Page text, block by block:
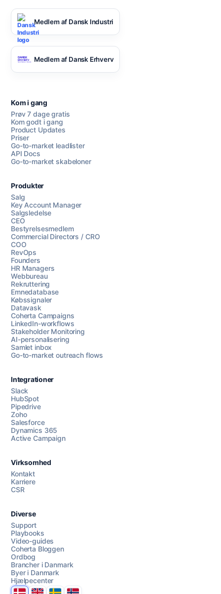
Chat med os
AI Campaign Assist
Medlem af Dansk Industri
Medlem af Dansk Erhverv
Kom i gang
Prøv 7 dage gratis
Kom godt i gang
Product Updates
Priser
Go-to-market leadlister
API Docs
Go-to-market skabeloner
Produkter
Salg
Key Account Manager
Salgsledelse
CEO
Bestyrelsesmedlem
Commercial Directors / CRO
COO
RevOps
Founders
HR Managers
Webbureau
Rekruttering
Emnedatabase
Købssignaler
Datavask
Coherta Campaigns
LinkedIn-workflows
Stakeholder Monitoring
AI-personalisering
Samlet inbox
Go-to-market outreach flows
Integrationer
Slack
HubSpot
Pipedrive
Zoho
Salesforce
Dynamics 365
Active Campaign
Virksomhed
Kontakt
Karriere
CSR
Diverse
Support
Playbooks
Video-guides
Coherta Bloggen
Ordbog
Brancher i Danmark
Byer i Danmark
Hjælpecenter